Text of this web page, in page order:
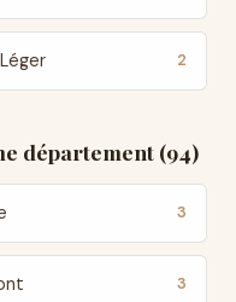
2
département (94)
3
3